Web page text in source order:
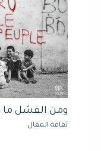
ومن الفشل ما
ثقافة المقال